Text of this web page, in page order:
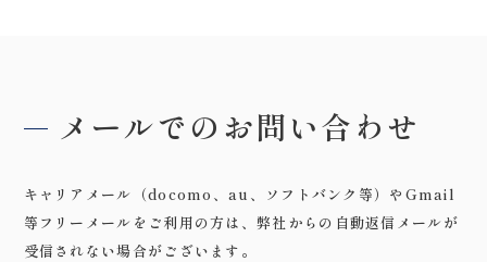
〒963-8041
Tel. 0120-05-7536
Time.10:30 - 18:00（年中無休）
メールでのお問い合わせ
キャリアメール（docomo、au、ソフトバンク等）やGmail
等フリーメールをご利用の方は、弊社からの自動返信メールが
受信されない場合がございます。